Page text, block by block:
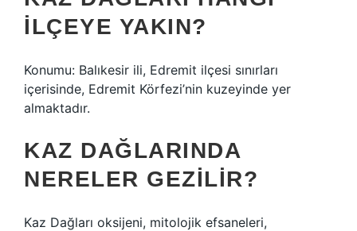
ILÇEYE YAKIN?
Konumu: Balıkesir ili, Edremit ilçesi sınırları
içerisinde, Edremit Körfezi’nin kuzeyinde yer
almaktadır.
KAZ DAĞLARINDA
NERELER GEZILIR?
Kaz Dağları oksijeni, mitolojik efsaneleri,